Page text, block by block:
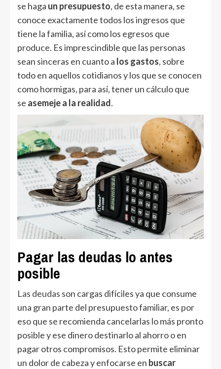
se haga un presupuesto, de esta manera, se
conoce exactamente todos los ingresos que
tiene la familia, así como los egresos que
produce. Es imprescindible que las personas
sean sinceras en cuanto a los gastos, sobre
todo en aquellos cotidianos y los que se conocen
como hormigas, para así, tener un cálculo que
se asemeje a la realidad.
Pagar las deudas lo antes
posible
Las deudas son cargas difíciles ya que consume
una gran parte del presupuesto familiar, es por
eso que se recomienda cancelarlas lo más pronto
posible y ese dinero destinarlo al ahorro o en
pagar otros compromisos. Esto permite eliminar
un dolor de cabeza y enfocarse en buscar